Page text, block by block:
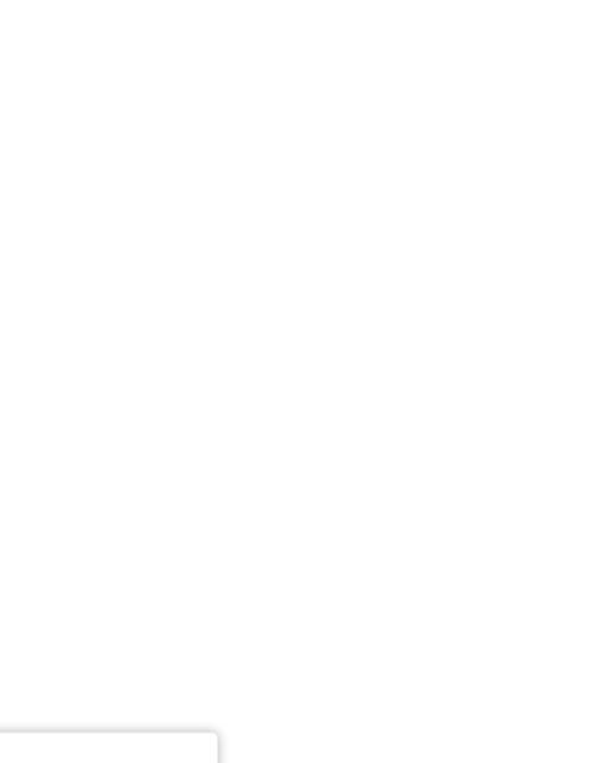
du corps: Rectangle, Couleur: Multicolore, Taille: XS